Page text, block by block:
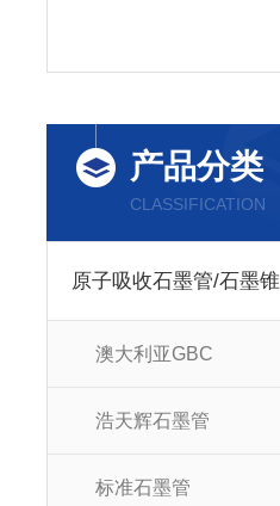
产品分类
CLASSIFICATION
原子吸收石墨管/石墨锥
澳大利亚GBC
浩天辉石墨管
标准石墨管